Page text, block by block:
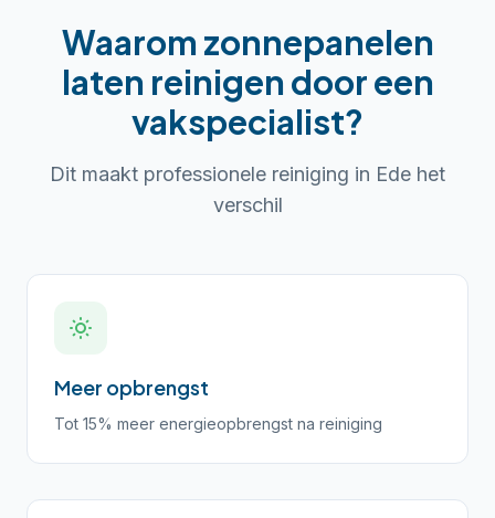
Waarom zonnepanelen
laten reinigen door een
vakspecialist?
Dit maakt professionele reiniging in Ede het
verschil
Meer opbrengst
Tot 15% meer energieopbrengst na reiniging